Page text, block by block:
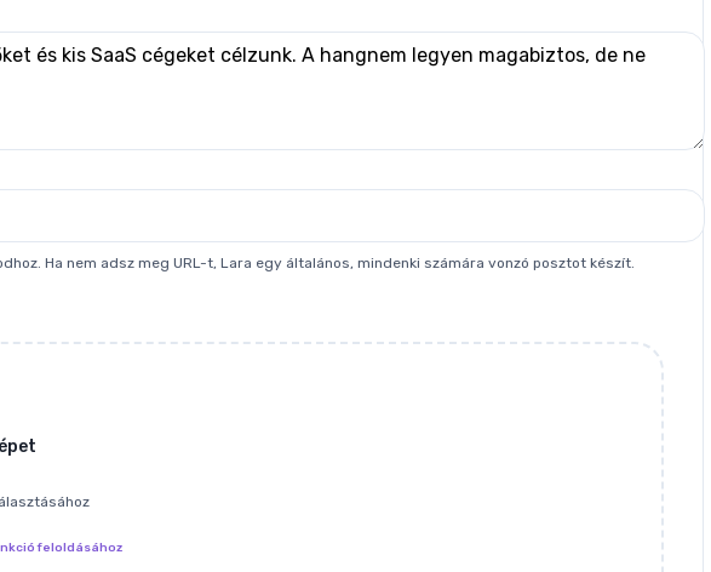
Ha nem adsz meg URL-t, Lara egy általános, mindenki számára vonzó posztot készít.
feloldásához